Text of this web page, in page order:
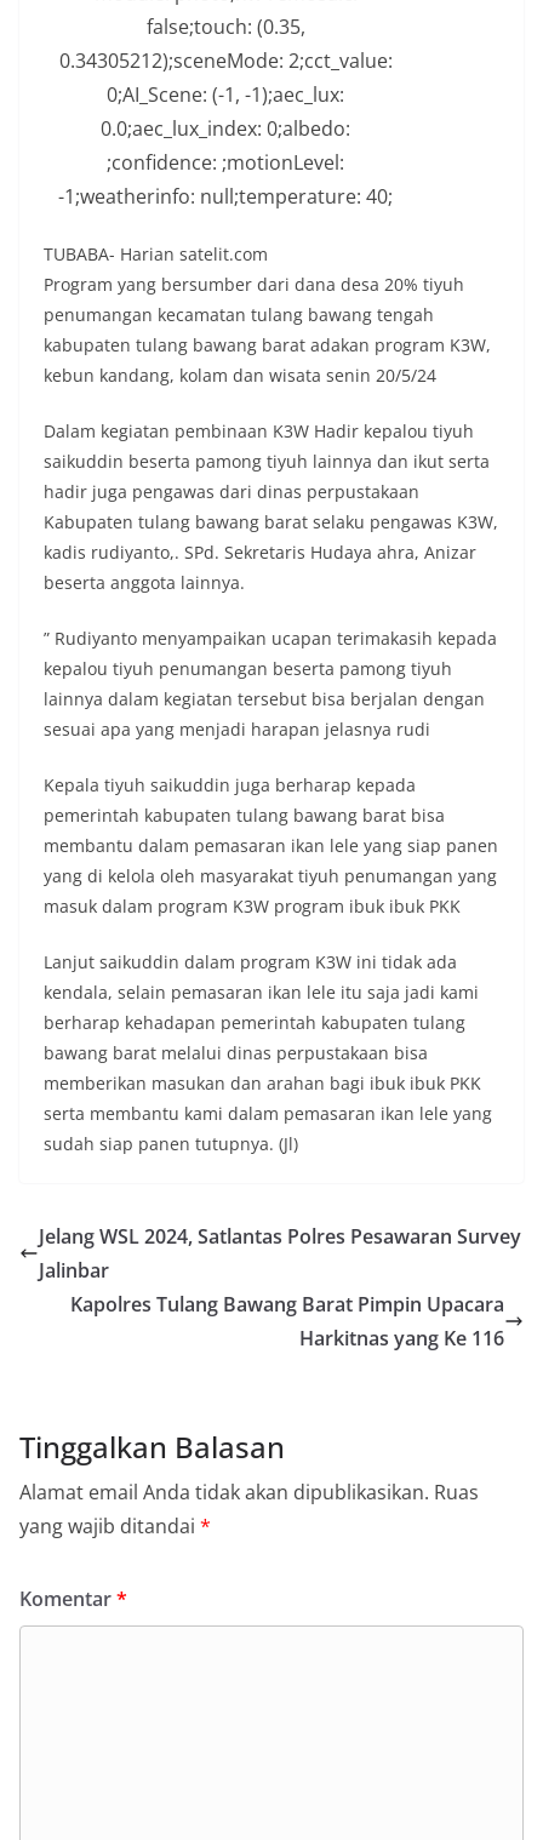
false;touch: (0.35,
0.34305212);sceneMode: 2;cct_value:
0;AI_Scene: (-1, -1);aec_lux:
0.0;aec_lux_index: 0;albedo:
;confidence: ;motionLevel:
-1;weatherinfo: null;temperature: 40;
TUBABA- Harian satelit.com
Program yang bersumber dari dana desa 20% tiyuh
penumangan kecamatan tulang bawang tengah
kabupaten tulang bawang barat adakan program K3W,
kebun kandang, kolam dan wisata senin 20/5/24
Dalam kegiatan pembinaan K3W Hadir kepalou tiyuh
saikuddin beserta pamong tiyuh lainnya dan ikut serta
hadir juga pengawas dari dinas perpustakaan
Kabupaten tulang bawang barat selaku pengawas K3W,
kadis rudiyanto,. SPd. Sekretaris Hudaya ahra, Anizar
beserta anggota lainnya.
” Rudiyanto menyampaikan ucapan terimakasih kepada
kepalou tiyuh penumangan beserta pamong tiyuh
lainnya dalam kegiatan tersebut bisa berjalan dengan
sesuai apa yang menjadi harapan jelasnya rudi
Kepala tiyuh saikuddin juga berharap kepada
pemerintah kabupaten tulang bawang barat bisa
membantu dalam pemasaran ikan lele yang siap panen
yang di kelola oleh masyarakat tiyuh penumangan yang
masuk dalam program K3W program ibuk ibuk PKK
Lanjut saikuddin dalam program K3W ini tidak ada
kendala, selain pemasaran ikan lele itu saja jadi kami
berharap kehadapan pemerintah kabupaten tulang
bawang barat melalui dinas perpustakaan bisa
memberikan masukan dan arahan bagi ibuk ibuk PKK
serta membantu kami dalam pemasaran ikan lele yang
sudah siap panen tutupnya. (Jl)
Jelang WSL 2024, Satlantas Polres Pesawaran Survey
Jalinbar
Kapolres Tulang Bawang Barat Pimpin Upacara
Harkitnas yang Ke 116
Tinggalkan Balasan
Alamat email Anda tidak akan dipublikasikan. Ruas
yang wajib ditandai *
Komentar*